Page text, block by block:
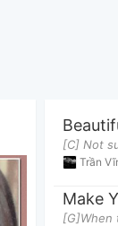
[C] Not
Trần
Make
[G]When